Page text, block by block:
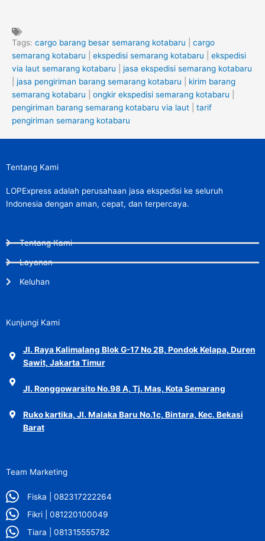
Tags: cargo barang besar semarang kotabaru
cargo
semarang kotabaru
ekspedisi semarang kotabaru
ekspedisi
via laut semarang kotabaru
jasa ekspedisi semarang kotabaru
jasa pengiriman barang semarang kotabaru
kirim barang
semarang kotabaru
ongkir ekspedisi semarang kotabaru
pengiriman barang semarang kotabaru via laut
tarif
pengiriman semarang kotabaru
Tentang Kami
LOPExpress adalah perusahaan jasa ekspedisi ke seluruh
Indonesia dengan aman, cepat, dan terpercaya.
Tentang Kami
Layanan
Keluhan
Kunjungi Kami
Jl. Raya Kalimalang Blok G-17 No 2B, Pondok Kelapa, Duren
Sawit, Jakarta Timur
Jl. Ronggowarsito No.98 A, Tj. Mas, Kota Semarang
Ruko kartika, Jl. Malaka Baru No.1c, Bintara, Kec. Bekasi
Barat
Team Marketing
Fiska | 082317222264
Fikri | 081220100049
Tiara | 081315555782